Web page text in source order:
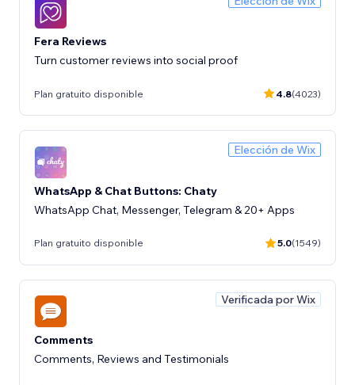
Fera Reviews
Turn customer reviews into social proof
Plan gratuito disponible 4.8(4023)
Elección de Wix
WhatsApp & Chat Buttons: Chaty
WhatsApp Chat, Messenger, Telegram & 20+ Apps
Plan gratuito disponible 5.0(1549)
Verificada por Wix
Comments
Comments, Reviews and Testimonials